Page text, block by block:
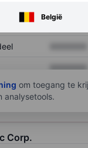
België
XXXXXXX
om toegang te
analysetools.
Corp.